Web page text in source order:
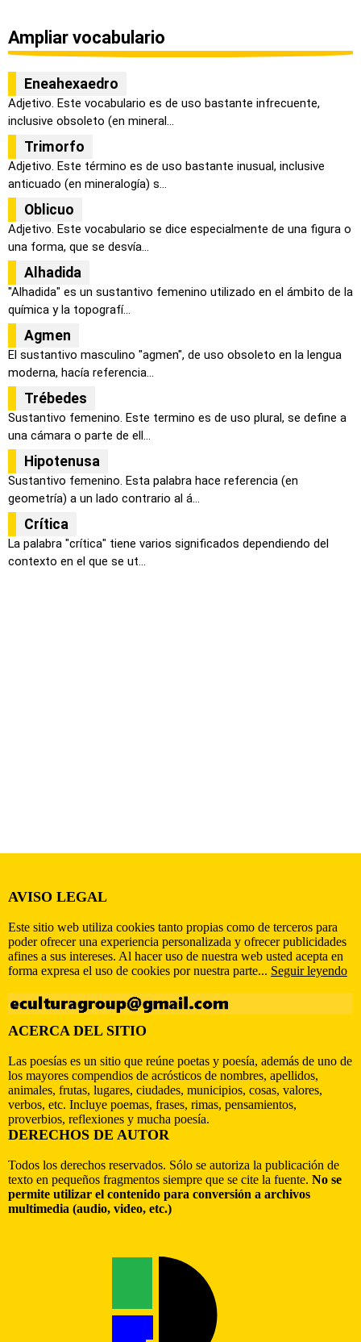
Ampliar vocabulario
Eneahexaedro
Adjetivo. Este vocabulario es de uso bastante infrecuente,
inclusive obsoleto (en mineral...
Trimorfo
Adjetivo. Este término es de uso bastante inusual, inclusive
anticuado (en mineralogía) s...
Oblicuo
Adjetivo. Este vocabulario se dice especialmente de una figura o
una forma, que se desvía...
Alhadida
"Alhadida" es un sustantivo femenino utilizado en el ámbito de la
química y la topografí...
Agmen
El sustantivo masculino "agmen", de uso obsoleto en la lengua
moderna, hacía referencia...
Trébedes
Sustantivo femenino. Este termino es de uso plural, se define a
una cámara o parte de ell...
Hipotenusa
Sustantivo femenino. Esta palabra hace referencia (en
geometría) a un lado contrario al á...
Crítica
La palabra "crítica" tiene varios significados dependiendo del
contexto en el que se ut...
AVISO LEGAL
Este sitio web utiliza cookies tanto propias como de terceros para
poder ofrecer una experiencia personalizada y ofrecer publicidades
afines a sus intereses. Al hacer uso de nuestra web usted acepta en
forma expresa el uso de cookies por nuestra parte... Seguir leyendo
ACERCA DEL SITIO
Las poesías es un sitio que reúne poetas y poesía, además de uno de
los mayores compendios de acrósticos de nombres, apellidos,
animales, frutas, lugares, ciudades, municipios, cosas, valores,
verbos, etc. Incluye poemas, frases, rimas, pensamientos,
proverbios, reflexiones y mucha poesía.
DERECHOS DE AUTOR
Todos los derechos reservados. Sólo se autoriza la publicación de
texto en pequeños fragmentos siempre que se cite la fuente. No se
permite utilizar el contenido para conversión a archivos
multimedia (audio, video, etc.)